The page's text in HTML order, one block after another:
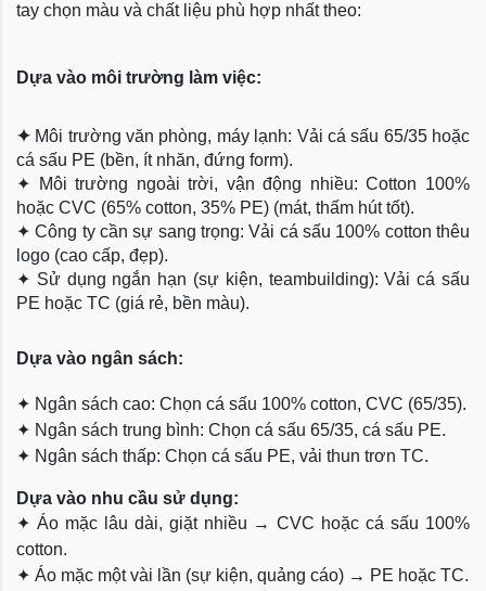
tay chọn màu và chất liệu phù hợp nhất theo:
Dựa vào môi trường làm việc:
✦ Môi trường văn phòng, máy lạnh: Vải cá sấu 65/35 hoặc
cá sấu PE (bền, ít nhăn, đứng form).
✦
Môi trường ngoài trời, vận động nhiều: Cotton 100%
hoặc CVC (65% cotton, 35% PE) (mát, thấm hút tốt).
✦Công ty cần sự sang trọng: Vải cá sấu 100% cotton thêu
logo (cao cấp, đẹp).
✦ Sử dụng ngắn hạn (sự kiện, teambuilding): Vải cá sấu
PE hoặc TC (giá rẻ, bền màu).
Dựa vào ngân sách:
✦ Ngân sách cao: Chọn cá sấu 100% cotton, CVC (65/35).
✦ Ngân sách trung bình: Chọn cá sấu 65/35, cá sấu PE.
✦ Ngân sách thấp: Chọn cá sấu PE, vải thun trơn TC.
Dựa vào nhu cầu sử dụng:
✦ Áo mặc lâu dài, giặt nhiều → CVC hoặc cá sấu 100%
cotton.
✦ Áo mặc một vài lần (sự kiện, quảng cáo) → PE hoặc TC.